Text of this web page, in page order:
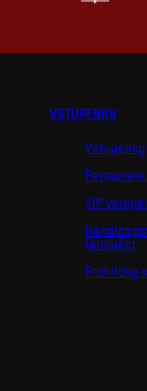
VSTUPENKY
Vstupenky
VIP
fanoušci
Prohlídky